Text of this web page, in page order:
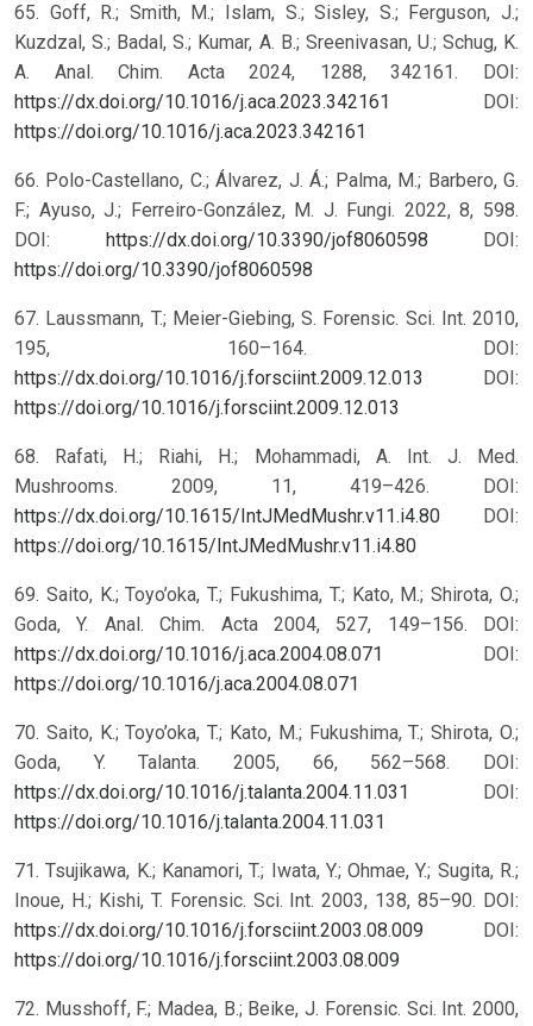
65. Goff, R.; Smith, M.; Islam, S.; Sisley, S.; Ferguson, J.;
Kuzdzal, S.; Badal, S.; Kumar, A. B.; Sreenivasan, U.; Schug, K.
A. Anal. Chim. Acta 2024, 1288, 342161. DOI:
https://dx.doi.org/10.1016/j.aca.2023.342161
DOI:
https://doi.org/10.1016/j.aca.2023.342161
66. Polo-Castellano, C.; Álvarez, J. Á.; Palma, M.; Barbero, G.
F.; Ayuso, J.; Ferreiro-González, M. J. Fungi. 2022, 8, 598.
DOI: https://dx.doi.org/10.3390/jof8060598
DOI:
https://doi.org/10.3390/jof8060598
67. Laussmann, T.; Meier-Giebing, S. Forensic. Sci. Int. 2010,
195, 160–164. DOI:
https://dx.doi.org/10.1016/j.forsciint.2009.12.013
DOI:
https://doi.org/10.1016/j.forsciint.2009.12.013
68. Rafati, H.; Riahi, H.; Mohammadi, A. Int. J. Med.
Mushrooms. 2009, 11, 419–426. DOI:
https://dx.doi.org/10.1615/IntJMedMushr.v11.i4.80
DOI:
https://doi.org/10.1615/IntJMedMushr.v11.i4.80
69. Saito, K.; Toyo’oka, T.; Fukushima, T.; Kato, M.; Shirota, O.;
Goda, Y. Anal. Chim. Acta 2004, 527, 149–156. DOI:
https://dx.doi.org/10.1016/j.aca.2004.08.071
DOI:
https://doi.org/10.1016/j.aca.2004.08.071
70. Saito, K.; Toyo’oka, T.; Kato, M.; Fukushima, T.; Shirota, O.;
Goda, Y. Talanta. 2005, 66, 562–568. DOI:
https://dx.doi.org/10.1016/j.talanta.2004.11.031
DOI:
https://doi.org/10.1016/j.talanta.2004.11.031
71. Tsujikawa, K.; Kanamori, T.; Iwata, Y.; Ohmae, Y.; Sugita, R.;
Inoue, H.; Kishi, T. Forensic. Sci. Int. 2003, 138, 85–90. DOI:
https://dx.doi.org/10.1016/j.forsciint.2003.08.009
DOI:
https://doi.org/10.1016/j.forsciint.2003.08.009
72. Musshoff, F.; Madea, B.; Beike, J. Forensic. Sci. Int. 2000,